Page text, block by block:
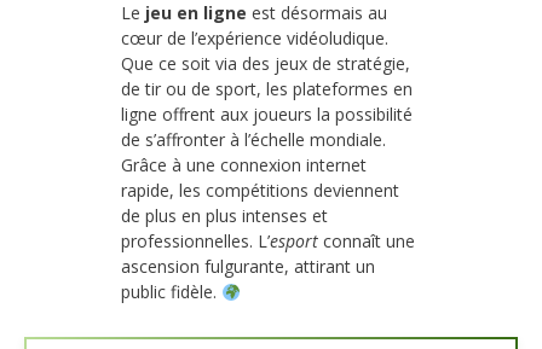
Le jeu en ligne est désormais au
cœur de l’expérience vidéoludique.
Que ce soit via des jeux de stratégie,
de tir ou de sport, les plateformes en
ligne offrent aux joueurs la possibilité
de s’affronter à l’échelle mondiale.
Grâce à une connexion internet
rapide, les compétitions deviennent
de plus en plus intenses et
professionnelles. L’esport connaît une
ascension fulgurante, attirant un
public fidèle.